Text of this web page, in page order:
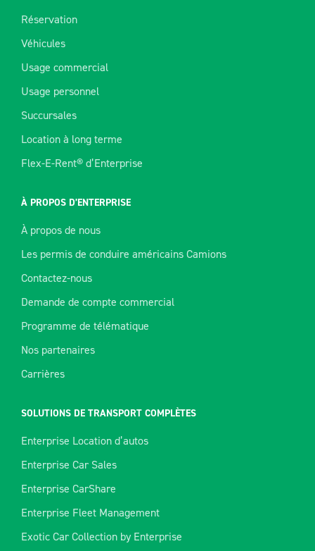
Réservation
Véhicules
Usage commercial
Usage personnel
Succursales
Location à long terme
Flex-E-Rent® d’Enterprise
À PROPOS D’ENTERPRISE
À propos de nous
Les permis de conduire américains Camions
Contactez-nous
Demande de compte commercial
Programme de télématique
Nos partenaires
Carrières
SOLUTIONS DE TRANSPORT COMPLÈTES
Enterprise Location d’autos
Enterprise Car Sales
Enterprise CarShare
Enterprise Fleet Management
Exotic Car Collection by Enterprise